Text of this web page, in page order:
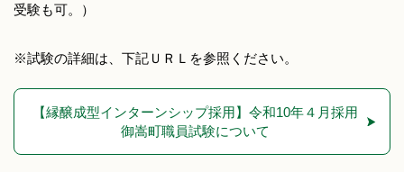
受験も可。）
※試験の詳細は、下記ＵＲＬを参照ください。
【縁醸成型インターンシップ採用】令和10年４月採用
御嵩町職員試験について